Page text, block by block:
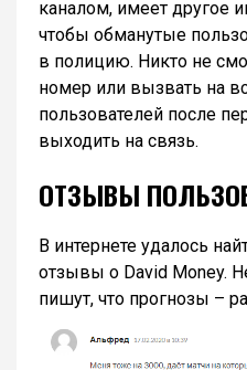
каналом, имеет другое
чтобы обманутые
в полицию. Никто не
номер или вызвать на
пользователей после
выходить на связь.
ОТЗЫВЫ
В интернете удалось
отзывы о David Money.
пишут, что прогнозы –